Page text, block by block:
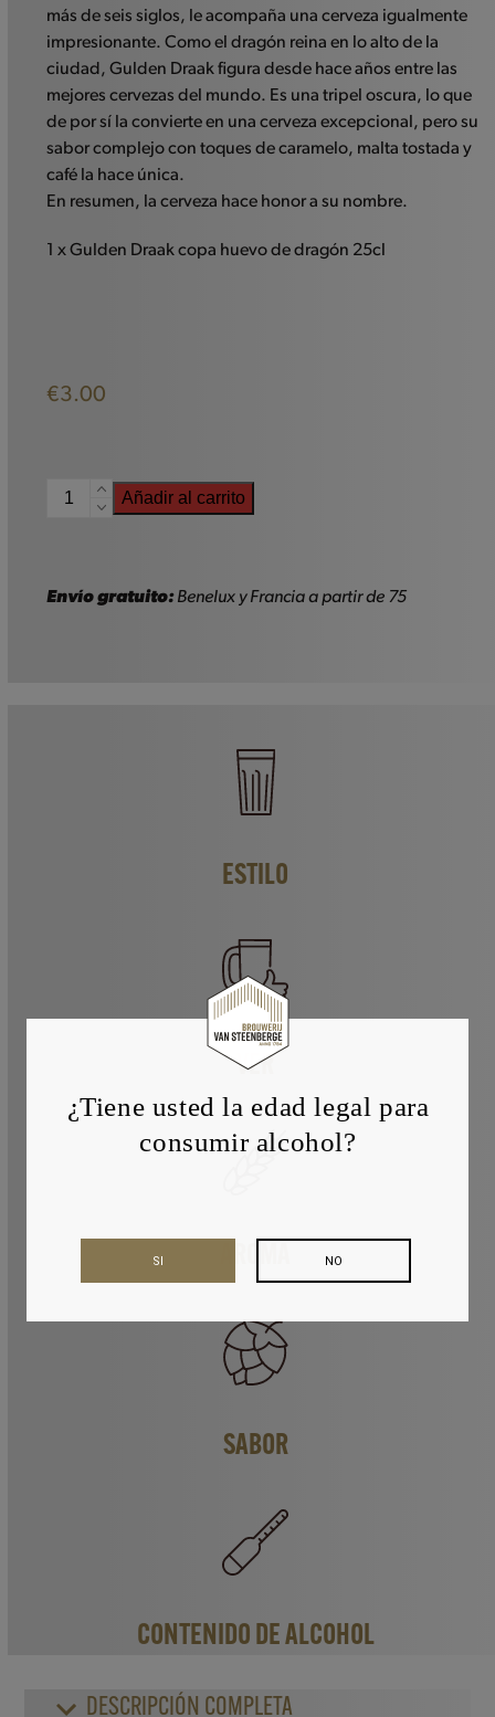
más de seis siglos, le acompaña una cerveza igualmente
impresionante. Como el dragón reina en lo alto de la
ciudad, Gulden Draak figura desde hace años entre las
mejores cervezas del mundo. Es una tripel oscura, lo que
de por sí la convierte en una cerveza excepcional, pero su
sabor complejo con toques de caramelo, malta tostada y
café la hace única.
En resumen, la cerveza hace honor a su nombre.
1 x Gulden Draak copa huevo de dragón 25cl
€3.00
Gulden
25
Añadir al carrito
Envío gratuito:Benelux y Francia a partir de 75
ESTILO
VER
SABOR
CONTENIDO DE ALCOHOL
DESCRIPCIÓN COMPLETA
¿Tiene usted la edad legal para
consumir alcohol?
NO
SI